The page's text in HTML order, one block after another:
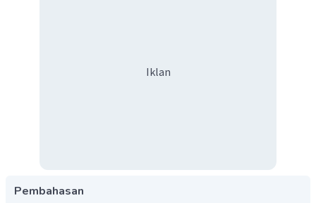
Iklan
Pembahasan